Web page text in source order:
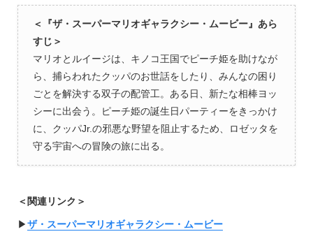
＜『ザ・スーパーマリオギャラクシー・ムービー』あら
すじ＞
マリオとルイージは、キノコ王国でピーチ姫を助けなが
ら、捕らわれたクッパのお世話をしたり、みんなの困り
ごとを解決する双子の配管工。ある日、新たな相棒ヨッ
シーに出会う。ピーチ姫の誕生日パーティーをきっかけ
に、クッパJr.の邪悪な野望を阻止するため、ロゼッタを
守る宇宙への冒険の旅に出る。
＜関連リンク＞
▶︎ザ・スーパーマリオギャラクシー・ムービー